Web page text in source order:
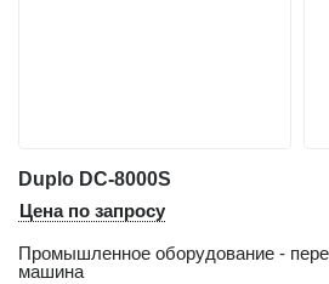
Duplo DC-8000S
Цена по запросу
Промышленное оборудование -
машина